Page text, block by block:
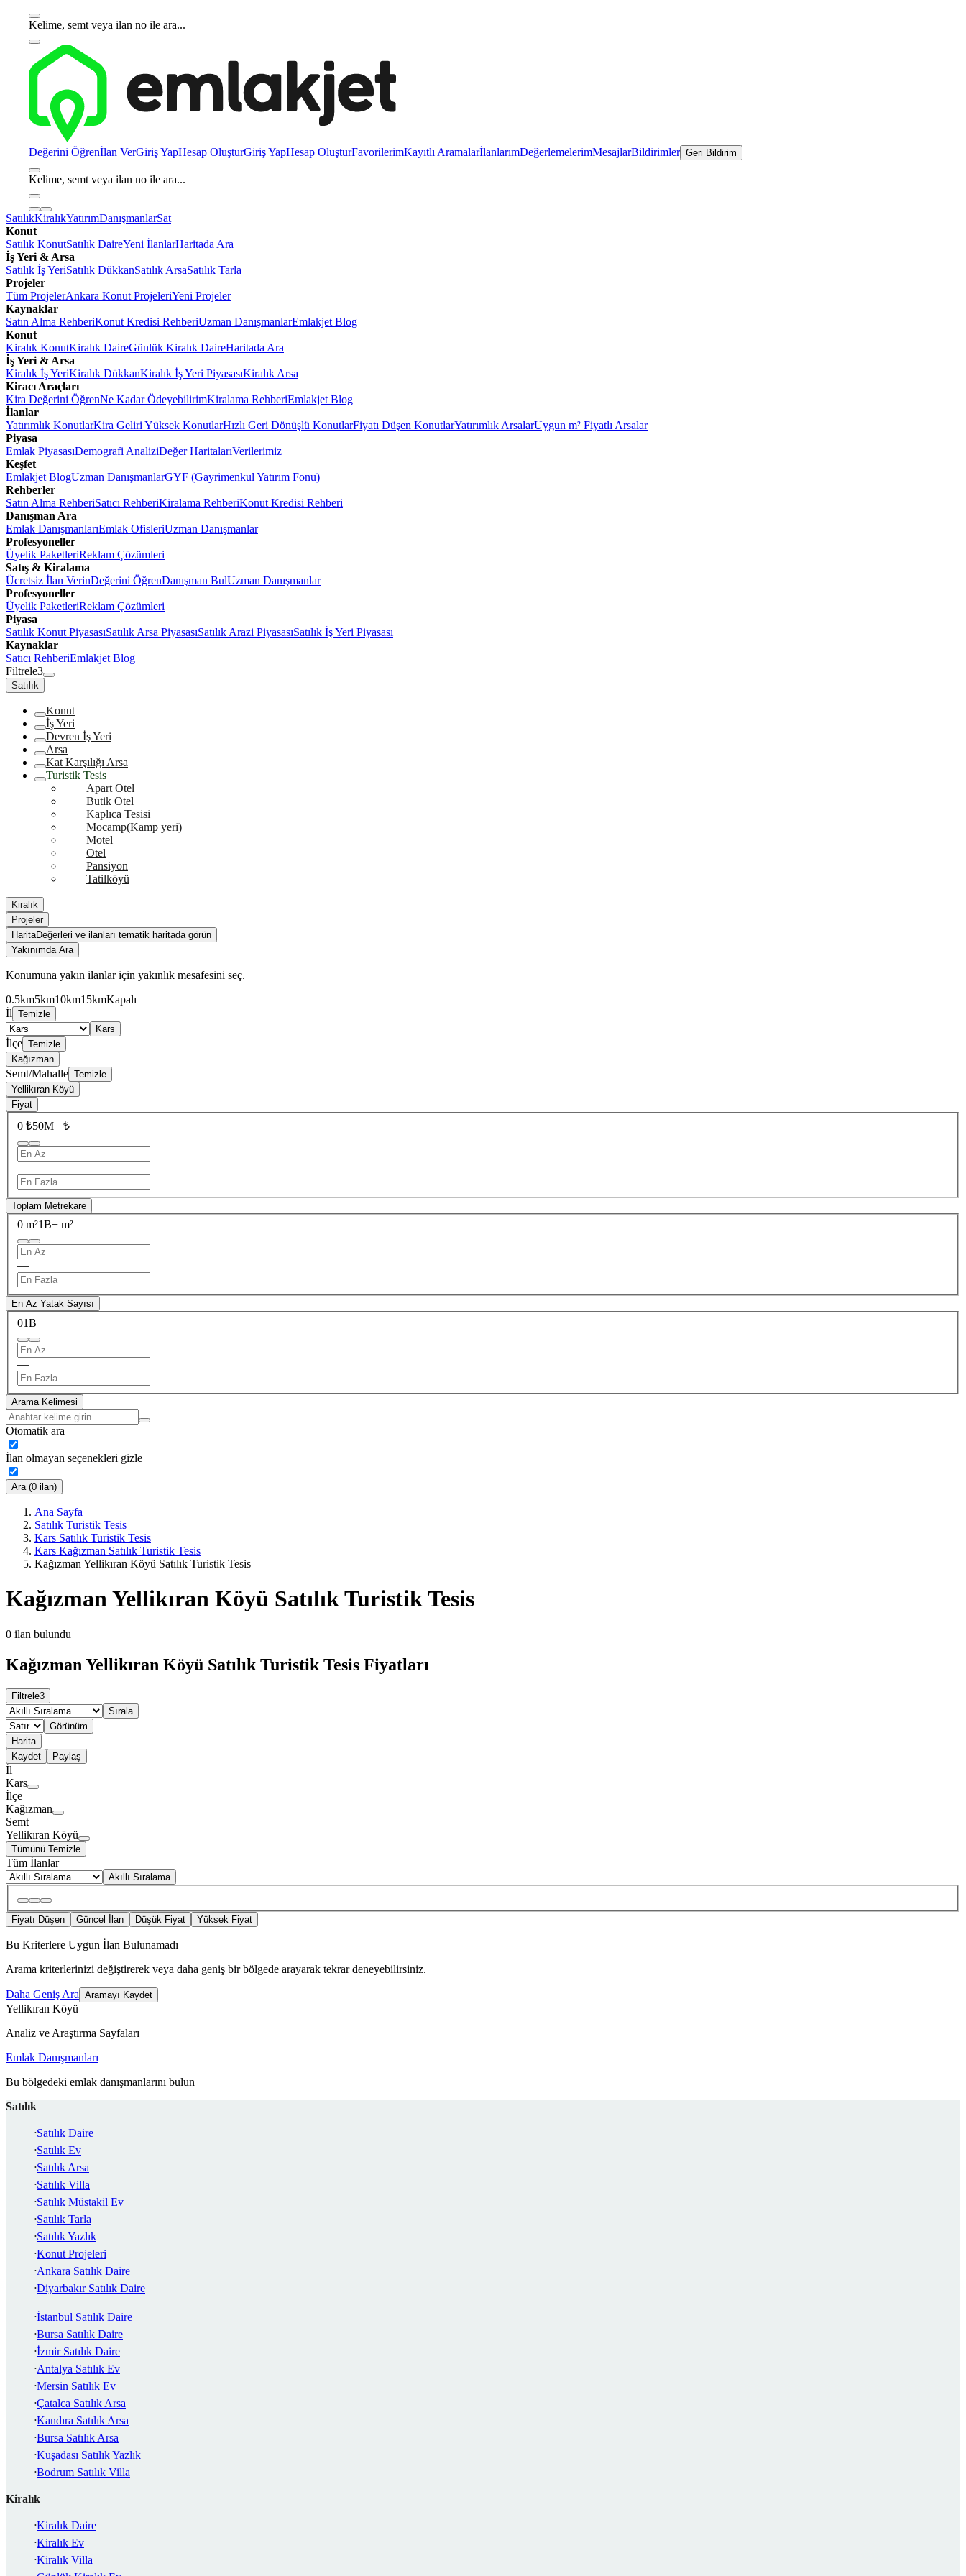
Kelime, semt veya ilan no ile ara...
Değerini Öğrenİlan VerGiriş YapHesap OluşturGiriş YapHesap OluşturFavorilerimKayıtlı AramalarİlanlarımDeğerlemelerimMesajlarBildirimler Geri Bildirim
Kelime, semt veya ilan no ile ara...
SatılıkKiralıkYatırımDanışmanlarSat
Konut
Satılık KonutSatılık DaireYeni İlanlarHaritada Ara
İş Yeri & Arsa
Satılık İş YeriSatılık DükkanSatılık ArsaSatılık Tarla
Projeler
Tüm ProjelerAnkara Konut ProjeleriYeni Projeler
Kaynaklar
Satın Alma RehberiKonut Kredisi RehberiUzman DanışmanlarEmlakjet Blog
Konut
Kiralık KonutKiralık DaireGünlük Kiralık DaireHaritada Ara
İş Yeri & Arsa
Kiralık İş YeriKiralık DükkanKiralık İş Yeri PiyasasıKiralık Arsa
Kiracı Araçları
Kira Değerini ÖğrenNe Kadar ÖdeyebilirimKiralama RehberiEmlakjet Blog
İlanlar
Yatırımlık KonutlarKira Geliri Yüksek KonutlarHızlı Geri Dönüşlü KonutlarFiyatı Düşen KonutlarYatırımlık ArsalarUygun m² Fiyatlı Arsalar
Piyasa
Emlak PiyasasıDemografi AnaliziDeğer HaritalarıVerilerimiz
Keşfet
Emlakjet BlogUzman DanışmanlarGYF (Gayrimenkul Yatırım Fonu)
Rehberler
Satın Alma RehberiSatıcı RehberiKiralama RehberiKonut Kredisi Rehberi
Danışman Ara
Emlak DanışmanlarıEmlak OfisleriUzman Danışmanlar
Profesyoneller
Üyelik PaketleriReklam Çözümleri
Satış & Kiralama
Ücretsiz İlan VerinDeğerini ÖğrenDanışman BulUzman Danışmanlar
Profesyoneller
Üyelik PaketleriReklam Çözümleri
Piyasa
Satılık Konut PiyasasıSatılık Arsa PiyasasıSatılık Arazi PiyasasıSatılık İş Yeri Piyasası
Kaynaklar
Satıcı RehberiEmlakjet Blog
Filtrele3
Satılık
Konut
İş Yeri
Devren İş Yeri
Arsa
Kat Karşılığı Arsa
Turistik Tesis
Apart Otel
Butik Otel
Kaplıca Tesisi
Mocamp(Kamp yeri)
Motel
Otel
Pansiyon
Tatilköyü
Kiralık
Projeler
HaritaDeğerleri ve ilanları tematik haritada görün
Yakınımda Ara
Konumuna yakın ilanlar için yakınlık mesafesini seç.
0.5km5km10km15kmKapalı
İl Temizle
Kars
İlçe Temizle
Kağızman
Semt/Mahalle Temizle
Yellikıran Köyü
Fiyat
0 ₺50M+ ₺
—
Toplam Metrekare
0 m²1B+ m²
—
En Az Yatak Sayısı
01B+
—
Arama Kelimesi
Otomatik ara
İlan olmayan seçenekleri gizle
Ara (0 ilan)
Ana Sayfa
Satılık Turistik Tesis
Kars Satılık Turistik Tesis
Kars Kağızman Satılık Turistik Tesis
Kağızman Yellikıran Köyü Satılık Turistik Tesis
Kağızman Yellikıran Köyü Satılık Turistik Tesis
0 ilan bulundu
Kağızman Yellikıran Köyü Satılık Turistik Tesis Fiyatları
Filtrele3
Sırala
Görünüm
Harita
Kaydet
Paylaş
İl
Kars
İlçe
Kağızman
Semt
Yellikıran Köyü
Tümünü Temizle
Tüm İlanlar
Akıllı Sıralama
Fiyatı Düşen Güncel İlan Düşük Fiyat Yüksek Fiyat
Bu Kriterlere Uygun İlan Bulunamadı
Arama kriterlerinizi değiştirerek veya daha geniş bir bölgede arayarak tekrar deneyebilirsiniz.
Daha Geniş Ara Aramayı Kaydet
Yellikıran Köyü
Analiz ve Araştırma Sayfaları
Emlak Danışmanları
Bu bölgedeki emlak danışmanlarını bulun
Satılık
Satılık Daire
Satılık Ev
Satılık Arsa
Satılık Villa
Satılık Müstakil Ev
Satılık Tarla
Satılık Yazlık
Konut Projeleri
Ankara Satılık Daire
Diyarbakır Satılık Daire
İstanbul Satılık Daire
Bursa Satılık Daire
İzmir Satılık Daire
Antalya Satılık Ev
Mersin Satılık Ev
Çatalca Satılık Arsa
Kandıra Satılık Arsa
Bursa Satılık Arsa
Kuşadası Satılık Yazlık
Bodrum Satılık Villa
Kiralık
Kiralık Daire
Kiralık Ev
Kiralık Villa